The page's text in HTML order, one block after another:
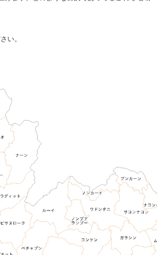
い。